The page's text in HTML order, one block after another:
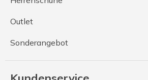
Outlet
Sonderangebot